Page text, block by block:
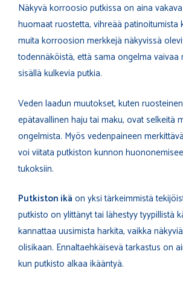
Näkyvä korroosio putkissa on aina
huomaat ruostetta, vihreää patinoitumista
muita korroosion merkkejä näkyvissä
todennäköistä, että sama ongelma vaivaa
sisällä kulkevia putkia.
Veden laadun muutokset, kuten
epätavallinen haju tai maku, ovat selkeitä
ongelmista. Myös vedenpaineen
voi viitata putkiston kunnon
tukoksiin.
Putkiston ikä on yksi tärkeimmistä
putkisto on ylittänyt tai lähestyy tyypillistä
kannattaa uusimista harkita, vaikka
olisikaan. Ennaltaehkäisevä tarkastus on
kun putkisto alkaa ikääntyä.